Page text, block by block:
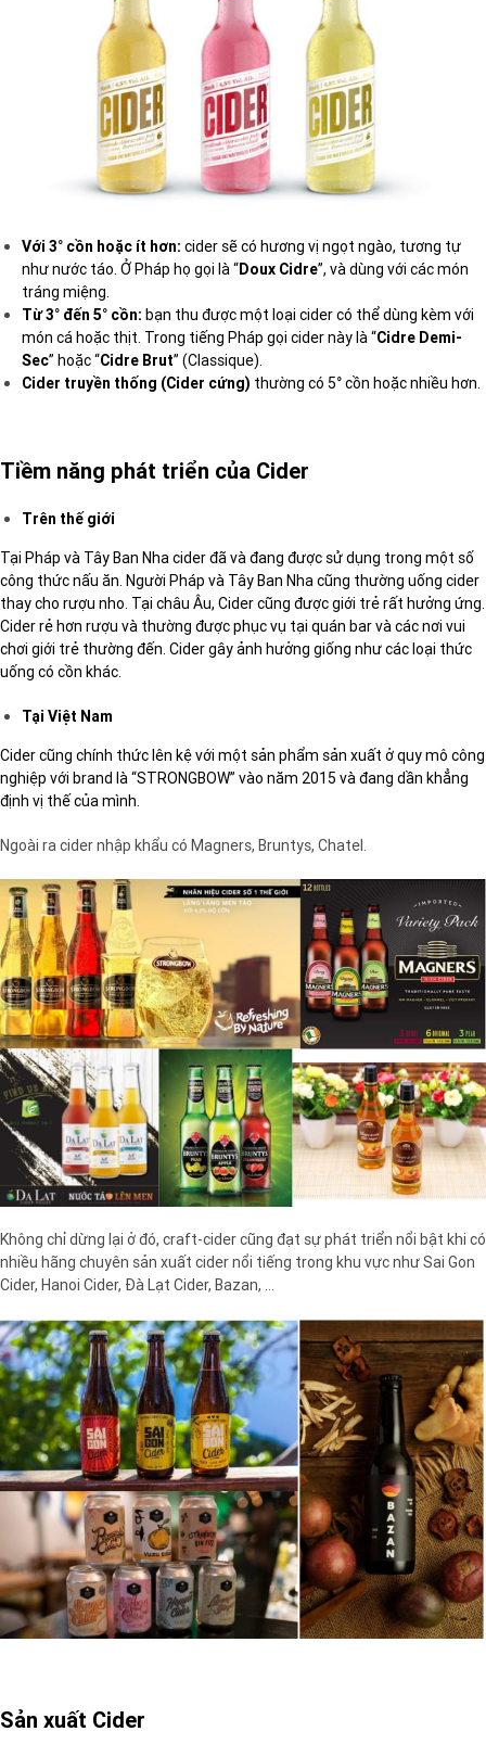
Với 3° cồn hoặc ít hơn: cider sẽ có hương vị ngọt ngào, tương tự
như nước táo. Ở Pháp họ gọi là “Doux Cidre”, và dùng với các món
tráng miệng.
Từ 3° đến 5° cồn: bạn thu được một loại cider có thể dùng kèm với
món cá hoặc thịt. Trong tiếng Pháp gọi cider này là “Cidre Demi-
Sec” hoặc “Cidre Brut” (Classique).
Cider truyền thống (Cider cứng) thường có 5° cồn hoặc nhiều hơn.
Tiềm năng phát triển của Cider
Trên thế giới
Tại Pháp và Tây Ban Nha cider đã và đang được sử dụng trong một số
công thức nấu ăn. Người Pháp và Tây Ban Nha cũng thường uống cider
thay cho rượu nho. Tại châu Âu, Cider cũng được giới trẻ rất hưởng ứng.
Cider rẻ hơn rượu và thường được phục vụ tại quán bar và các nơi vui
chơi giới trẻ thường đến. Cider gây ảnh hưởng giống như các loại thức
uống có cồn khác.
Tại Việt Nam
Cider cũng chính thức lên kệ với một sản phẩm sản xuất ở quy mô công
nghiệp với brand là “STRONGBOW” vào năm 2015 và đang dần khẳng
định vị thế của mình.
Ngoài ra cider nhập khẩu có Magners, Bruntys, Chatel.
Không chỉ dừng lại ở đó, craft-cider cũng đạt sự phát triển nổi bật khi có
nhiều hãng chuyên sản xuất cider nổi tiếng trong khu vực như Sai Gon
Cider, Hanoi Cider, Đà Lạt Cider, Bazan, …
Sản xuất Cider